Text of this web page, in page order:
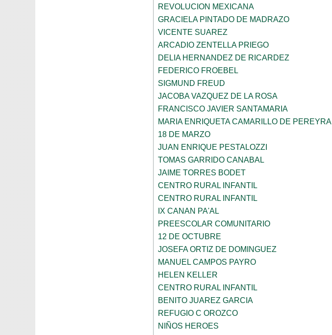
REVOLUCION MEXICANA
GRACIELA PINTADO DE MADRAZO
VICENTE SUAREZ
ARCADIO ZENTELLA PRIEGO
DELIA HERNANDEZ DE RICARDEZ
FEDERICO FROEBEL
SIGMUND FREUD
JACOBA VAZQUEZ DE LA ROSA
FRANCISCO JAVIER SANTAMARIA
MARIA ENRIQUETA CAMARILLO DE PEREYRA
18 DE MARZO
JUAN ENRIQUE PESTALOZZI
TOMAS GARRIDO CANABAL
JAIME TORRES BODET
CENTRO RURAL INFANTIL
CENTRO RURAL INFANTIL
IX CANAN PA'AL
PREESCOLAR COMUNITARIO
12 DE OCTUBRE
JOSEFA ORTIZ DE DOMINGUEZ
MANUEL CAMPOS PAYRO
HELEN KELLER
CENTRO RURAL INFANTIL
BENITO JUAREZ GARCIA
REFUGIO C OROZCO
NIÑOS HEROES